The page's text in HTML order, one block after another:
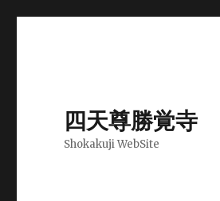
四天尊勝覚寺
Shokakuji WebSite